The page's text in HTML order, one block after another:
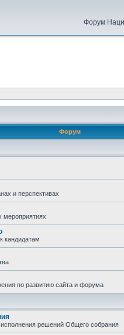
Форум
Форум
и перспективах
кандидатам
по развитию сайта и форума
решений Общего собрания